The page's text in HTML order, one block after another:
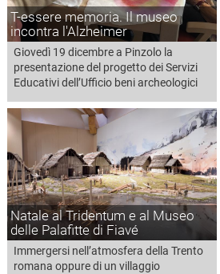
T-essere memoria. Il museo
incontra l'Alzheimer
Giovedì 19 dicembre a Pinzolo la
presentazione del progetto dei Servizi
Educativi dell’Ufficio beni archeologici
Natale al Tridentum e al Museo
delle Palafitte di Fiavé
Immergersi nell’atmosfera della Trento
romana oppure di un villaggio